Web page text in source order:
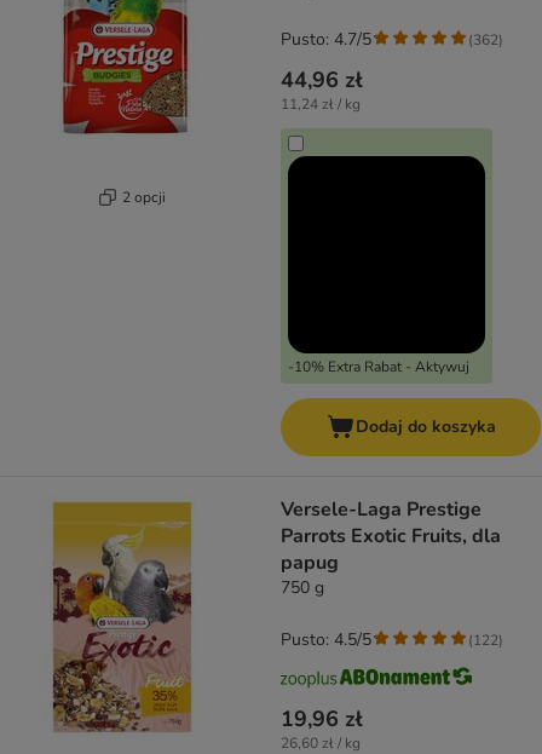
2 opcji
44,96 zł
11,24 zł / kg
-10% Extra Rabat - Aktywuj
Pusto: 4.7/5 (362)
Dodaj do koszyka
Versele-Laga Prestige
Parrots Exotic Fruits, dla
papug
750 g
19,96 zł
26,60 zł / kg
Pusto: 4.5/5 (122)